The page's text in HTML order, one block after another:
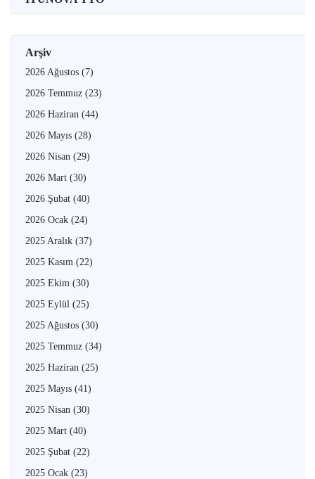
Arşiv
2026 Ağustos (7)
2026 Temmuz (23)
2026 Haziran (44)
2026 Mayıs (28)
2026 Nisan (29)
2026 Mart (30)
2026 Şubat (40)
2026 Ocak (24)
2025 Aralık (37)
2025 Kasım (22)
2025 Ekim (30)
2025 Eylül (25)
2025 Ağustos (30)
2025 Temmuz (34)
2025 Haziran (25)
2025 Mayıs (41)
2025 Nisan (30)
2025 Mart (40)
2025 Şubat (22)
2025 Ocak (23)